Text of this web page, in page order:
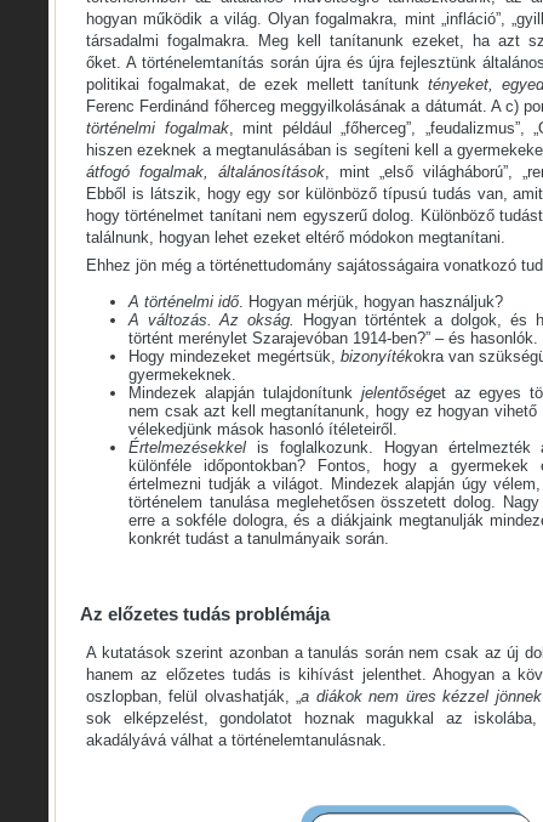
hogyan működik a világ. Olyan fogalmakra, mint „infláció”,
társadalmi fogalmakra. Meg kell tanítanunk ezeket, ha azt
őket. A történelemtanítás során újra és újra fejlesztünk
politikai fogalmakat, de ezek mellett tanítunk tényeket,
Ferenc Ferdinánd főherceg meggyilkolásának a dátumát. A c)
történelmi fogalmak, mint például „főherceg”, „feudalizmus”,
hiszen ezeknek a megtanulásában is segíteni kell a
átfogó fogalmak, általánosítások , mint „első világháború”,
Ebből is látszik, hogy egy sor különböző típusú tudás van,
hogy történelmet tanítani nem egyszerű dolog. Különböző
találnunk, hogyan lehet ezeket eltérő módokon megtanítani.
Ehhez jön még a történettudomány sajátosságaira vonatkozó
A történelmi idő. Hogyan mérjük, hogyan használjuk?
A változás. Az okság.
Hogyan történtek a dolgok, és
történt merénylet Szarajevóban 1914-ben?” – és hasonlók.
Hogy mindezeket megértsük, bizonyítékokra van
gyermekeknek.
Mindezek alapján tulajdonítunk jelentőséget az egyes
nem csak azt kell megtanítanunk, hogy ez hogyan
vélekedjünk mások hasonló ítéleteiről.
Értelmezésekkel is foglalkozunk. Hogyan értelmezték
különféle időpontokban? Fontos, hogy a
értelmezni tudják a világot. Mindezek alapján úgy
történelem tanulása meglehetősen összetett dolog.
erre a sokféle dologra, és a diákjaink megtanulják
konkrét tudást a tanulmányaik során.
Az előzetes tudás problémája
A kutatások szerint azonban a tanulás során nem csak az új
hanem az előzetes tudás is kihívást jelenthet. Ahogyan a
oszlopban, felül olvashatják, „a diákok nem üres kézzel
sok elképzelést, gondolatot hoznak magukkal az
akadályává válhat a történelemtanulásnak.